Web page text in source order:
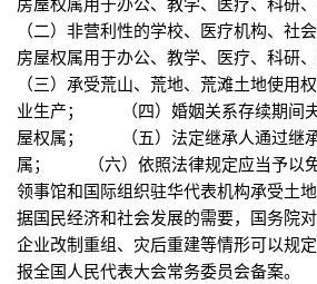
（二）非营利性的学校、医疗机构、社
房屋权属用于办公、教学、医疗、科
（三）承受荒山、荒地、荒滩土地使用
业生产； （四）婚姻关系存续期间夫
屋权属； （五）法定继承人通过继
属； （六）依照法律规定应当予以免
领事馆和国际组织驻华代表机构承受
据国民经济和社会发展的需要，国务院对
企业改制重组、灾后重建等情形可以规定
报全国人民代表大会常务委员会备